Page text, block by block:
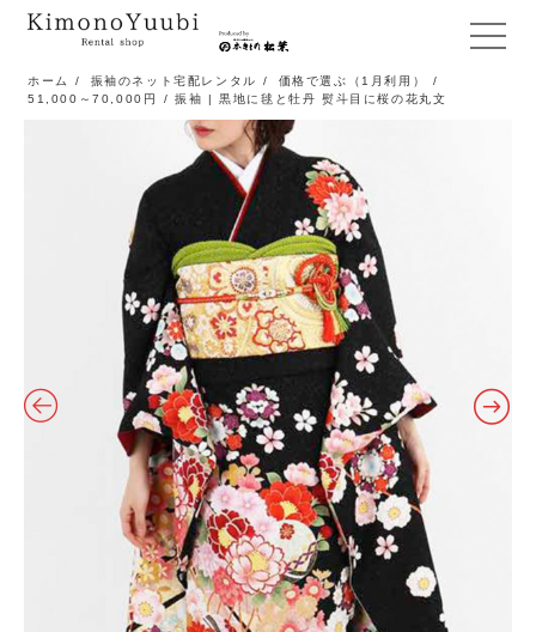
メ
ホーム / 振袖のネット宅配レンタル / 価格で選ぶ（1月利用）
/
51,000～70,000円
/ 振袖 | 黒地に毬と牡丹 熨斗目に桜の花丸文